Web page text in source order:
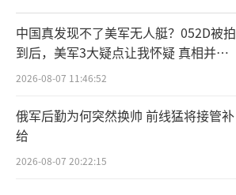
中国真发现不了美军无人艇？052D被拍
到后，美军3大疑点让我怀疑 真相并非
如此
2026-08-07 11:46:52
俄军后勤为何突然换帅 前线猛将接管补
给
2026-08-07 20:22:15